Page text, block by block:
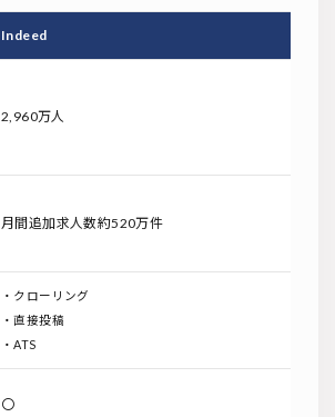
Indeed
2,960万人
月間追加求人数約520万件
・クローリング
・直接投稿
・ATS
〇